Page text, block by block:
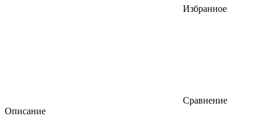
Избранное
Сравнение
Описание